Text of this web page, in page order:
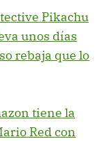
Pikachu
unos días
rebaja que lo
tiene la
Red con